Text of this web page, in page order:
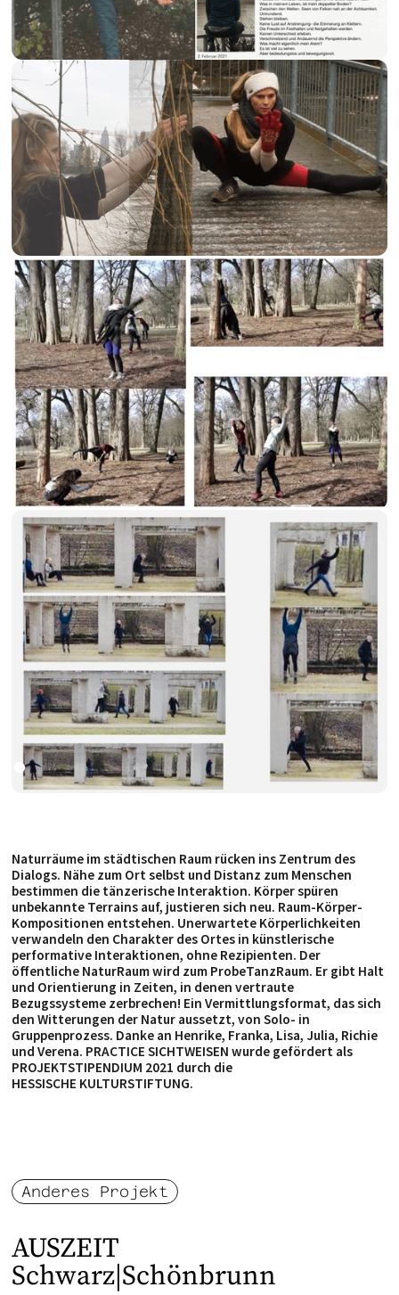
Naturräume im städtischen Raum rücken ins Zentrum des
Dialogs. Nähe zum Ort selbst und Distanz zum Menschen
bestimmen die tänzerische Interaktion. Körper spüren
unbekannte Terrains auf, justieren sich neu. Raum-Körper-
Kompositionen entstehen. Unerwartete Körperlichkeiten
verwandeln den Charakter des Ortes in künstlerische
performative Interaktionen, ohne Rezipienten. Der
öffentliche NaturRaum wird zum ProbeTanzRaum. Er gibt Halt
und Orientierung in Zeiten, in denen vertraute
Bezugssysteme zerbrechen! Ein Vermittlungsformat, das sich
den Witterungen der Natur aussetzt, von Solo- in
Gruppenprozess. Danke an Henrike, Franka, Lisa, Julia, Richie
und Verena. PRACTICE SICHTWEISEN wurde gefördert als
PROJEKTSTIPENDIUM 2021 durch die
HESSISCHE KULTURSTIFTUNG.
Anderes Projekt
AUSZEIT
Schwarz|Schönbrunn